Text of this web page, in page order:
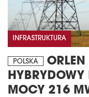
INFRASTRUKTURA
POLSKA
ORLEN
HYBRYDOWY
MOCY 216